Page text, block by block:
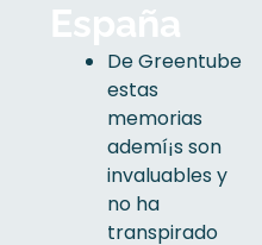
España
De Greentube
estas
memorias
ademí¡s son
invaluables y
no ha
transpirado